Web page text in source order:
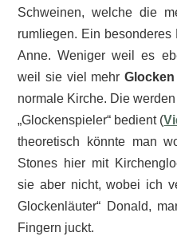
Schweinen, welche die
rumliegen. Ein
Anne. Weniger weil es
weil sie viel mehr Glocken
normale Kirche. Die
„Glockenspieler“ bedient (
theoretisch könnte man
Stones hier mit
sie aber nicht, wobei ich
Glockenläuter“ Donald,
Fingern juckt.